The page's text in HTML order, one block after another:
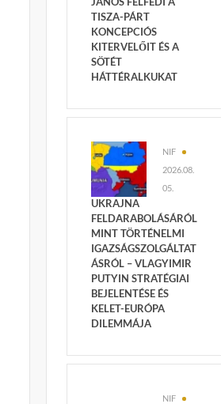
TISZA-PÁRT
KONCEPCIÓS
KITERVELŐIT ÉS A
SÖTÉT
HÁTTÉRALKUKAT
NIF
2026.08.
05.
UKRAJNA
FELDARABOLÁSÁRÓL
MINT TÖRTÉNELMI
IGAZSÁGSZOLGÁLTAT
ÁSRÓL – VLAGYIMIR
PUTYIN STRATÉGIAI
BEJELENTÉSE ÉS
KELET-EURÓPA
DILEMMÁJA
NIF